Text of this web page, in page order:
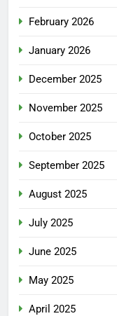
February 2026
January 2026
December 2025
November 2025
October 2025
September 2025
August 2025
July 2025
June 2025
May 2025
April 2025